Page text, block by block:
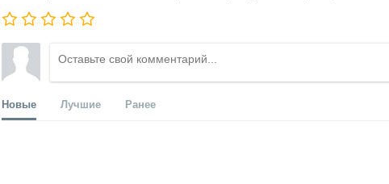
Новые Лучшие Ранее